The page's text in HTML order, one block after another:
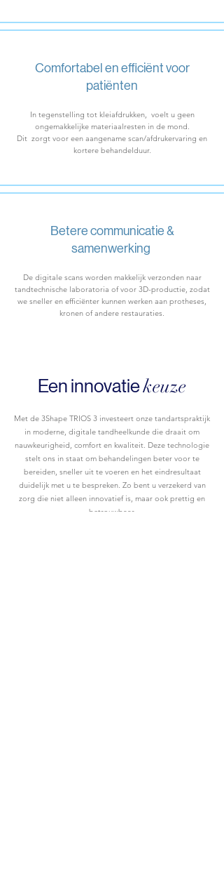
Comfortabel en efficiënt voor
patiënten
In tegenstelling tot kleiafdrukken, voelt u geen
ongemakkelijke materiaalresten in de mond.
Dit zorgt voor een aangename scan/afdrukervaring en
kortere behandelduur.
Betere communicatie &
samenwerking
De digitale scans worden makkelijk verzonden naar
tandtechnische laboratoria of voor 3D-productie, zodat
we sneller en efficiënter kunnen werken aan protheses,
kronen of andere restauraties.
Een innovatiekeuze
Met de 3Shape TRIOS 3 investeert onze tandartspraktijk
in moderne, digitale tandheelkunde die draait om
nauwkeurigheid, comfort en kwaliteit. Deze technologie
stelt ons in staat om behandelingen beter voor te
bereiden, sneller uit te voeren en het eindresultaat
duidelijk met u te bespreken. Zo bent u verzekerd van
zorg die niet alleen innovatief is, maar ook prettig en
betrouwbaar.